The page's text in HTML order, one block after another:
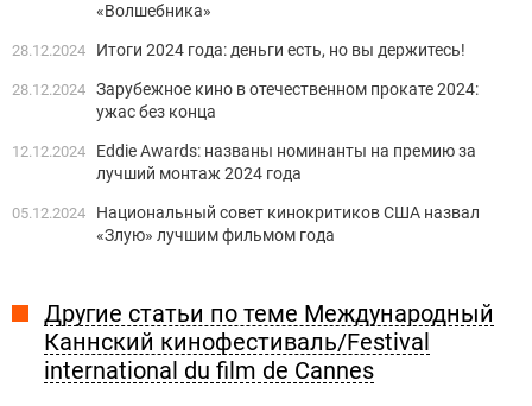
«Волшебника»
28.12.2024 Итоги 2024 года: деньги есть, но вы держитесь!
28.12.2024 Зарубежное кино в отечественном прокате 2024:
ужас без конца
12.12.2024
Eddie Awards: названы номинанты на премию за
лучший монтаж 2024 года
05.12.2024
Национальный совет кинокритиков США назвал
«Злую» лучшим фильмом года
Другие статьи по теме Международный
Каннский кинофестиваль/Festival
international du film de Cannes